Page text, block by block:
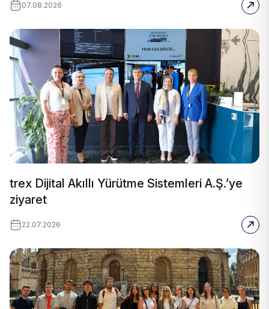
07.08.2026
trex Dijital Akıllı Yürütme Sistemleri A.Ş.’ye
ziyaret
22.07.2026